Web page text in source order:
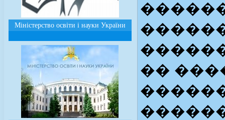
Міністерство освіти і науки України
��